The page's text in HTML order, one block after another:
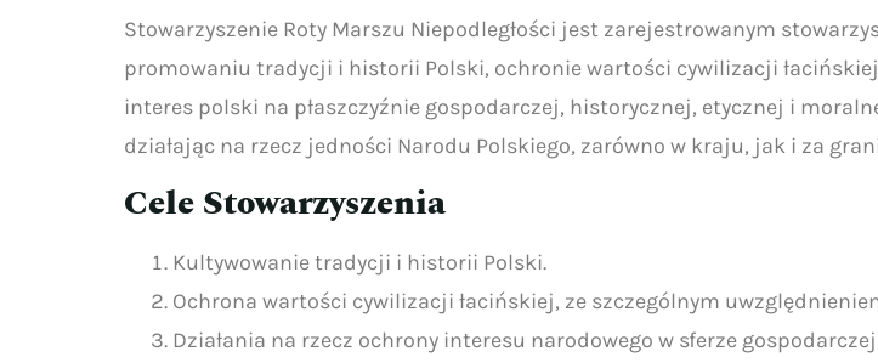
Stowarzyszenie Roty Marszu Niepodległości jest zarejestrowanym
promowaniu tradycji i historii Polski, ochronie wartości cywilizacji
interes polski na płaszczyźnie gospodarczej, historycznej, etycznej i
działając na rzecz jedności Narodu Polskiego, zarówno w kraju, jak i za
Cele Stowarzyszenia
Kultywowanie tradycji i historii Polski.
Ochrona wartości cywilizacji łacińskiej, ze szczególnym
Działania na rzecz ochrony interesu narodowego w sferze